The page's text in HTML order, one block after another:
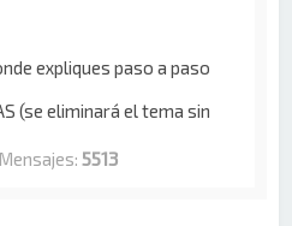
expliques paso a paso
(se eliminará el tema sin
5513